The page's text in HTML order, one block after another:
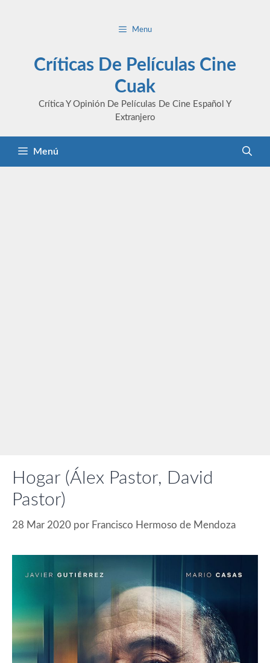
Menu
Críticas De Películas Cine
Cuak
Crítica Y Opinión De Películas De Cine Español Y
Extranjero
Menú
Hogar (Álex Pastor, David
Pastor)
28 Mar 2020 por Francisco Hermoso de Mendoza